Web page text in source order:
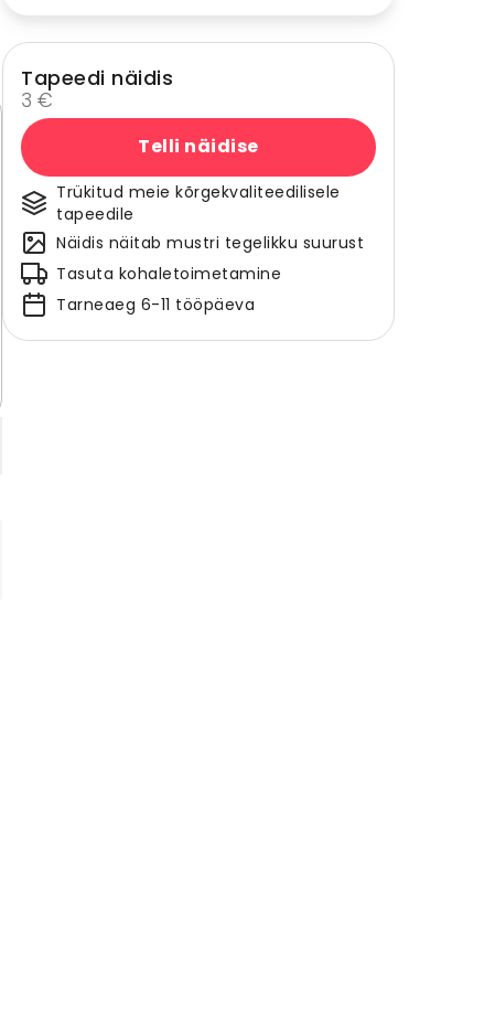
Tapeedi näidis
3 €
Telli näidise
Trükitud meie kõrgekvaliteedilisele
tapeedile
Näidis näitab mustri tegelikku suurust
Tasuta kohaletoimetamine
Tarneaeg 6-11 tööpäeva